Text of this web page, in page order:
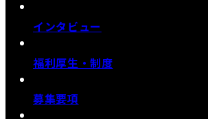
インタビュー
福利厚生・制度
募集要項